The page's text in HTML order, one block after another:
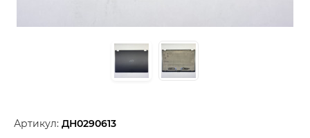
Артикул: ДН0290613